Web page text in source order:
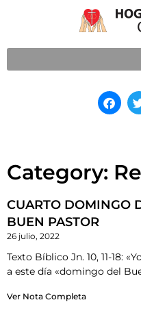
Category:
CUARTO DOMINGO
BUEN PASTOR
26 julio, 2022
Texto Bíblico Jn. 10, 11-18:
a este día «domingo del
Ver Nota Completa